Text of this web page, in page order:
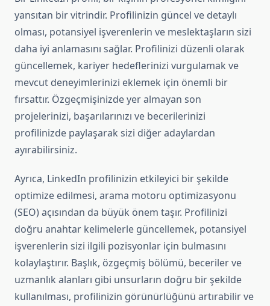
yansıtan bir vitrindir. Profilinizin güncel ve detaylı
olması, potansiyel işverenlerin ve meslektaşların sizi
daha iyi anlamasını sağlar. Profilinizi düzenli olarak
güncellemek, kariyer hedeflerinizi vurgulamak ve
mevcut deneyimlerinizi eklemek için önemli bir
fırsattır. Özgeçmişinizde yer almayan son
projelerinizi, başarılarınızı ve becerilerinizi
profilinizde paylaşarak sizi diğer adaylardan
ayırabilirsiniz.
Ayrıca, LinkedIn profilinizin etkileyici bir şekilde
optimize edilmesi, arama motoru optimizasyonu
(SEO) açısından da büyük önem taşır. Profilinizi
doğru anahtar kelimelerle güncellemek, potansiyel
işverenlerin sizi ilgili pozisyonlar için bulmasını
kolaylaştırır. Başlık, özgeçmiş bölümü, beceriler ve
uzmanlık alanları gibi unsurların doğru bir şekilde
kullanılması, profilinizin görünürlüğünü artırabilir ve